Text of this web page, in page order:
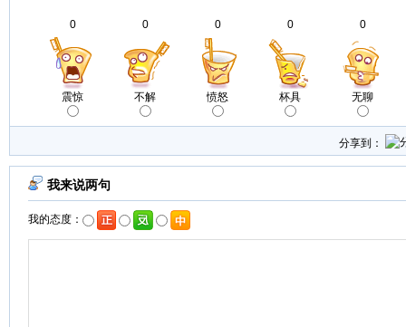
0
震惊
0
不解
0
愤怒
0
杯具
0
无聊
分享到：